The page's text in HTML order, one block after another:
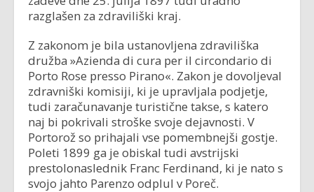
razglašen za zdraviliški kraj.
Z zakonom je bila ustanovljena zdraviliška
družba »Azienda di cura per il circondario di
Porto Rose presso Pirano«. Zakon je dovoljeval
zdravniški komisiji, ki je upravljala podjetje,
tudi zaračunavanje turistične takse, s katero
naj bi pokrivali stroške svoje dejavnosti. V
Portorož so prihajali vse pomembnejši gostje.
Poleti 1899 ga je obiskal tudi avstrijski
prestolonaslednik Franc Ferdinand, ki je nato s
svojo jahto Parenzo odplul v Poreč.